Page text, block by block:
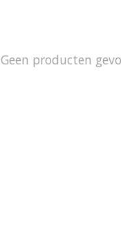
Geen producten